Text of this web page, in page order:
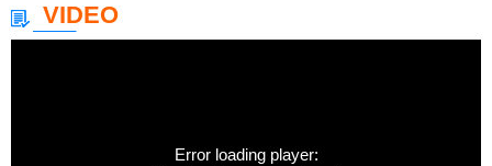
VIDEO
Error loading player: